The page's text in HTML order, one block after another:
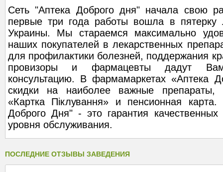
Сеть "Аптека Доброго дня" начала свою
первые три года работы вошла в пятерку
Украины. Мы стараемся максимально
наших покупателей в лекарственных
для профилактики болезней, поддержания
провизоры и фармацевты дадут Вам
консультацию. В фармамаркетах «Аптека
скидки на наиболее важные препараты,
«Картка Піклування» и пенсионная
Доброго Дня" - это гарантия качественных
уровня обслуживания.
ПОСЛЕДНИЕ ОТЗЫВЫ ЗАВЕДЕНИЯ